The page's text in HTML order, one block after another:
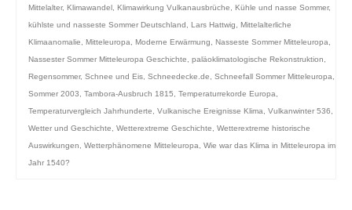
Mittelalter, Klimawandel Klimawirkung Vulkanausbrüche Kühle und nasse Sommer,
kühlste und nasseste Sommer Deutschland
Lars Hattwig
Mittelalterliche
Klimaanomalie
Mitteleuropa Moderne Erwärmung Nasseste Sommer Mitteleuropa
Nassester Sommer Mitteleuropa Geschichte
paläoklimatologische Rekonstruktion
Regensommer, Schnee und Eis Schneedecke.de Schneefall Sommer Mitteleuropa
Sommer 2003
Tambora-Ausbruch 1815 Temperaturrekorde Europa
Temperaturvergleich Jahrhunderte
Vulkanische Ereignisse Klima Vulkanwinter 536
Wetter und Geschichte
Wetterextreme Geschichte
Wetterextreme historische
Auswirkungen
Wetterphänomene Mitteleuropa
Wie war das Klima in Mitteleuropa im
Jahr 1540?